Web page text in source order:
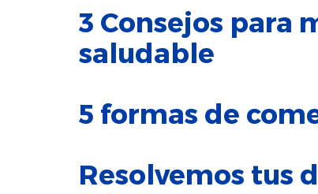
3 Consejos para
saludable
5 formas de
Resolvemos tus